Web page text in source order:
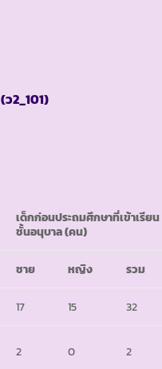
(ว2_101)
เด็กก่อนประถมศึกษาที่เข้าเรียน
ชั้นอนุบาล(คน)
ชาย หญิง รวม
17 15 32
2 0 2